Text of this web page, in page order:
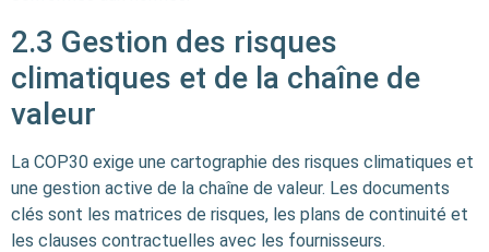
2.3 Gestion des risques
climatiques et de la chaîne de
valeur
La COP30 exige une cartographie des risques climatiques et
une gestion active de la chaîne de valeur. Les documents
clés sont les matrices de risques, les plans de continuité et
les clauses contractuelles avec les fournisseurs.